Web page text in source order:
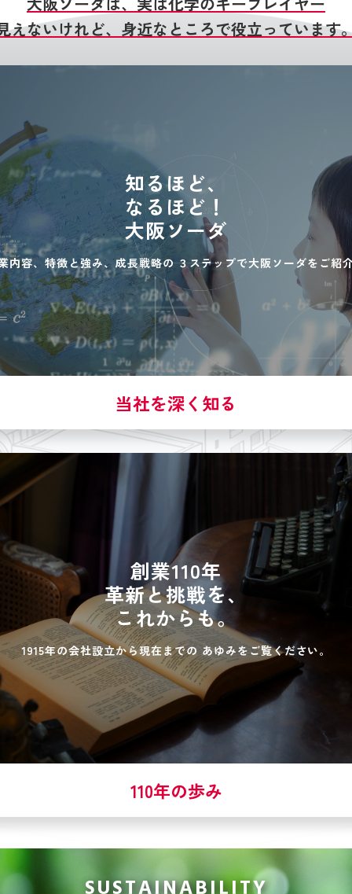
えないけれど、身近なところで役立っています
知るほど、
なるほど！
大阪ソーダ
内容、特徴と強み、成長戦略の３ステップで大阪ソーダをご紹
当社を深く知る
創業110年
革新と挑戦を、
これからも。
1915年の会社設立から現在までの あゆみをご覧ください。
110年の歩み